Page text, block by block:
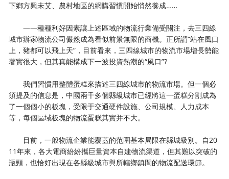
下鄉方興未艾、農村地區的網購習慣開始悄然養成……
——種種利好因素讓上述區域的物流行業備受關注，去三四線
城市辦家物流公司儼然成為看似前景無限的商機。正所謂“站在風口
上，豬都可以飛上天”，目前看來，三四線城市的物流市場增長勢能
著實很大，但其真能構成下一波投資熱潮的“風口”?
我們習慣用整體蛋糕來描述三四線城市的物流市場。但一個必
須提及的信息是，中國兩千多個縣級城市已經將這一蛋糕分割成為
了一個個小的板塊，受限于交通硬件設施、公司規模、人力成本
等，每個區域板塊的物流蛋糕其實并不大。
目前，一般物流企業能覆蓋的范圍基本局限在縣城級別。自20
11年來，各大電商紛紛攜巨量資本自建物流渠道，但其難以突破的
瓶頸，也恰好出現在各縣級城市與所轄鄉鎮間的物流配送環節。